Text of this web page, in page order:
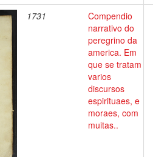
1731
Compendio
narrativo do
peregrino da
america. Em
que se tratam
varios
discursos
espirituaes, e
moraes, com
muitas..